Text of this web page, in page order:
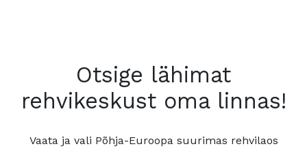
Otsige lähimat
rehvikeskust oma linnas!
Vaata ja vali Põhja-Euroopa suurimas rehvilaos